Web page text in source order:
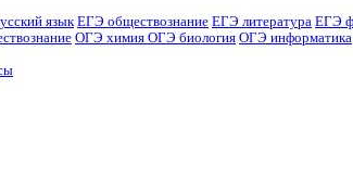
язык ЕГЭ обществознание ЕГЭ литература ЕГЭ
ОГЭ химия ОГЭ биология ОГЭ информатика